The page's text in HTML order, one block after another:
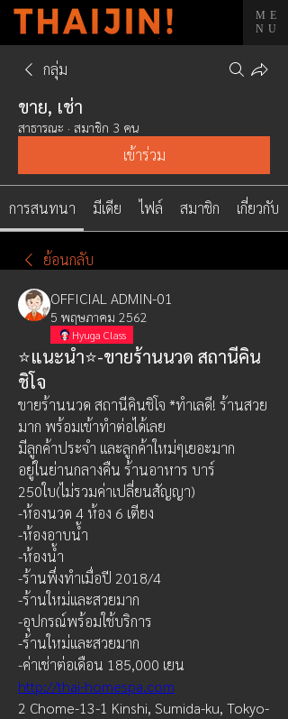
ME
NU
กลุ่ม
ขาย, เช่า
สาธารณะ · สมาชิก 3 คน
เข้าร่วม
การสนทนา มีเดีย ไฟล์ สมาชิก เกี่ยวกับ
ย้อนกลับ
OFFICIAL ADMIN-01
5 พฤษภาคม 2562
Hyuga Class
⭐แนะนำ⭐-ขายร้านนวด สถานีคิน
ชิโจ
ขายร้านนวด สถานีคินชิโจ *ทำเลดี! ร้านสวย
มาก พร้อมเข้าทำต่อได้เลย
มีลูกค้าประจำ และลูกค้าใหม่ๆเยอะมาก
อยู่ในย่านกลางคืน ร้านอาหาร บาร์
250ใบ(ไม่รวมค่าเปลี่ยนสัญญา)
-ห้องนวด 4 ห้อง 6 เตียง
-ห้องอาบน้ำ
-ห้องน้ำ
-ร้านพึ่งทำเมื่อปี 2018/4
-ร้านใหม่และสวยมาก
-อุปกรณ์พร้อมใช้บริการ
-ร้านใหม่และสวยมาก
-ค่าเช่าต่อเดือน 185,000 เยน
http://thai-homespa.com
2 Chome-13-1 Kinshi, Sumida-ku, Tokyo-